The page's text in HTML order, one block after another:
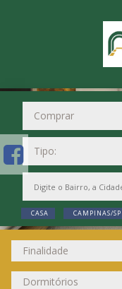
CASA CAMPINAS/SP